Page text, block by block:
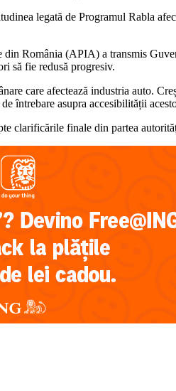
legată de Programul Rabla
România (APIA) a transmis
să fie redusă progresiv.
care afectează industria auto.
întrebare asupra accesibilității
clarificările finale din partea